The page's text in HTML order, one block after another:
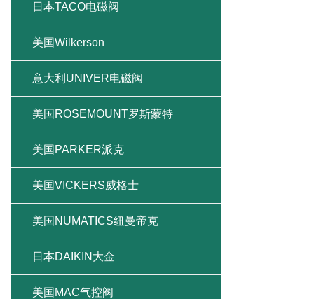
日本TACO电磁阀
美国Wilkerson
意大利UNIVER电磁阀
美国ROSEMOUNT罗斯蒙特
美国PARKER派克
美国VICKERS威格士
美国NUMATICS纽曼帝克
日本DAIKIN大金
美国MAC气控阀